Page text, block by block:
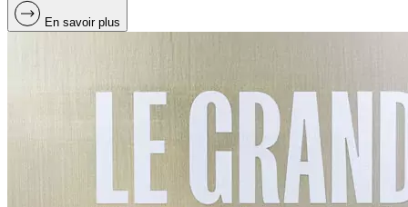
En savoir plus